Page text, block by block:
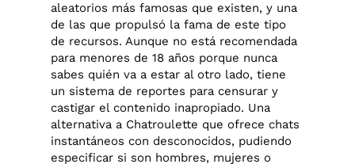
aleatorios más famosas que existen, y una
de las que propulsó la fama de este tipo
de recursos. Aunque no está recomendada
para menores de 18 años porque nunca
sabes quién va a estar al otro lado, tiene
un sistema de reportes para censurar y
castigar el contenido inapropiado. Una
alternativa a Chatroulette que ofrece chats
instantáneos con desconocidos, pudiendo
especificar si son hombres, mujeres o